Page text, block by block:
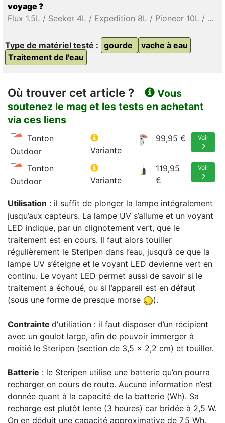
voyage ?
Flux 1.5L / Seeker 4L / Expedition 8L / Pioneer 10L / Steripen UltraLight / Micropur Forte MF 1T DCCNa / BeFree 0.6L / BeFree 1L / BeFree Gravity 6L / Peak paille personnelle / Peak 650mL / Peak 3L / Platy 2L / Système Quickdraw / Squeeze / Nomadic 1L / Liquitainer 2L
Type de matériel testé : gourde
vache à eau
Traitement de l'eau
Où trouver cet article ?
Vous
soutenez le mag et les tests en achetant
via ces liens
Tonton
Outdoor
Variante
99,95 € Voir
Tonton
Outdoor
Variante
119,95
€
Voir
Utilisation : il suffit de plonger la lampe intégralement
jusqu’aux capteurs. La lampe UV s’allume et un voyant
LED indique, par un clignotement vert, que le
traitement est en cours. Il faut alors touiller
régulièrement le Steripen dans l’eau, jusqu’à ce que la
lampe UV s’éteigne et le voyant LED devienne vert en
continu. Le voyant LED permet aussi de savoir si le
traitement a échoué, ou si l’appareil est en défaut
(sous une forme de presque morse
).
Contrainte d'utiliation : il faut disposer d’un récipient
avec un goulot large, afin de pouvoir immerger à
moitié le Steripen (section de 3,5 x 2,2 cm) et touiller.
Batterie : le Steripen utilise une batterie qu’on pourra
recharger en cours de route. Aucune information n’est
donnée quant à la capacité de la batterie (Wh). Sa
recharge est plutôt lente (3 heures) car bridée à 2,5 W.
On en déduit une capacité approximative de 7,5 Wh,